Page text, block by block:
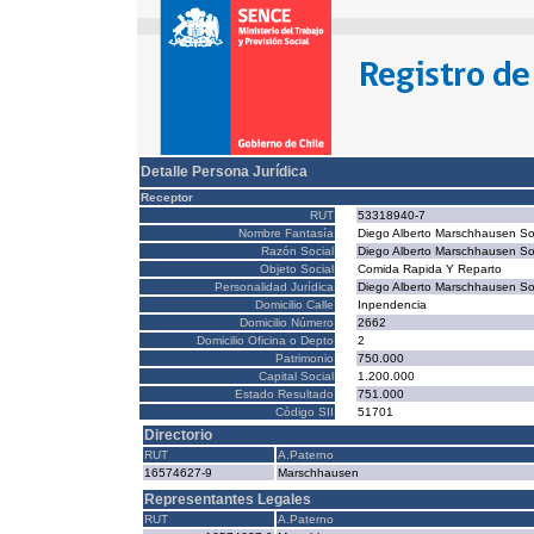
Detalle Persona Jurídica
Receptor
RUT
53318940-7
Nombre Fantasía
Diego Alberto Marschhausen
Razón Social
Diego Alberto Marschhausen
Objeto Social
Comida Rapida Y Reparto
Personalidad Jurídica
Diego Alberto Marschhausen
Domicilio Calle
Inpendencia
Domicilio Número
2662
Domicilio Oficina o Depto
2
Patrimonio
750.000
Capital Social
1.200.000
Estado Resultado
751.000
Código SII
51701
Directorio
RUT
A.Paterno
16574627-9
Marschhausen
Representantes Legales
RUT
A.Paterno